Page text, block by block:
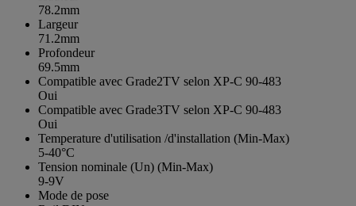
78.2mm
Largeur
71.2mm
Profondeur
69.5mm
Compatible avec Grade2TV selon XP-C 90-483
Oui
Compatible avec Grade3TV selon XP-C 90-483
Oui
Temperature d'utilisation /d'installation (Min-Max)
5-40°C
Tension nominale (Un) (Min-Max)
9-9V
Mode de pose